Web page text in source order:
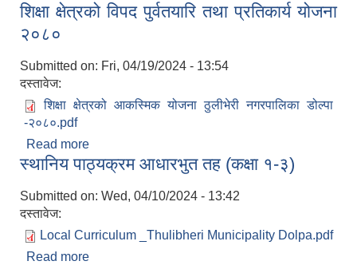
डोल्पा
शिक्षा क्षेत्रको विपद पुर्वतयारि तथा प्रतिकार्य योजना
२०८०
Submitted on: Fri, 04/19/2024 - 13:54
दस्तावेज:
शिक्षा क्षेत्रको आकस्मिक योजना ठुलीभेरी नगरपालिका डोल्पा
-२०८०.pdf
Read more
२०८०
स्थानिय पाठ्यक्रम आधारभुत तह (कक्षा १-३)
Submitted on: Wed, 04/10/2024 - 13:42
दस्तावेज:
Local Curriculum _Thulibheri Municipality Dolpa.pdf
Read more